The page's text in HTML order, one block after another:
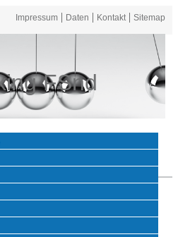
Impressum Daten Kontakt Sitemap
FSnd